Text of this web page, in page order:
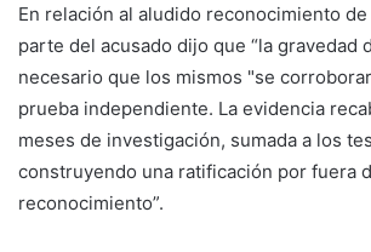
En relación al aludido reconocimiento
parte del acusado dijo que “la gravedad
necesario que los mismos "se
prueba independiente. La evidencia
meses de investigación, sumada a los
construyendo una ratificación por fuera
reconocimiento”.